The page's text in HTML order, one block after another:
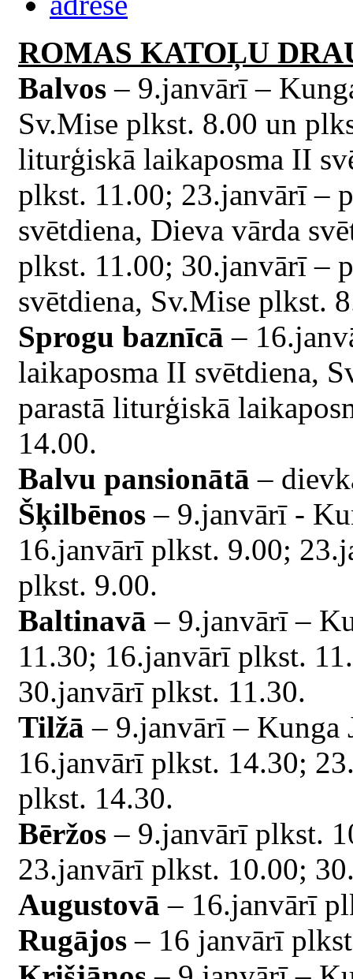
ROMAS KATOĻU
Balvos – 9.janvārī –
Sv.Mise plkst. 8.00 un
liturģiskā laikaposma II
plkst. 11.00; 23.janvārī –
svētdiena, Dieva vārda
plkst. 11.00; 30.janvārī –
svētdiena, Sv.Mise plkst.
Sprogu baznīcā –
laikaposma II svētdiena,
parastā liturģiskā
14.00.
Balvu pansionātā –
Šķilbēnos – 9.janvārī -
16.janvārī plkst. 9.00;
plkst. 9.00.
Baltinavā – 9.janvārī –
11.30; 16.janvārī plkst.
30.janvārī plkst. 11.30.
Tilžā – 9.janvārī – Kunga
16.janvārī plkst. 14.30;
plkst. 14.30.
Bēržos – 9.janvārī plkst.
23.janvārī plkst. 10.00;
Augustovā – 16.janvārī
Rugājos – 16 janvārī